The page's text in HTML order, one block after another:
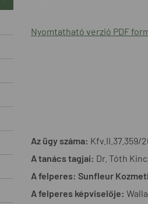
Nyomtatható verzió PDF
Az ügy száma: Kfv.II.37.359/
A tanács tagjai: Dr. Tóth
A felperes: Sunfleur
A felperes képviselője: